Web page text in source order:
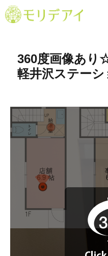
360度画像あり
軽井沢ステー